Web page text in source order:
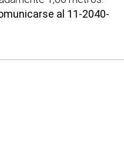
al 11-2040-